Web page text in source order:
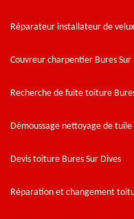
Réparateur installateur de
Couvreur charpentier Bures Sur
Recherche de fuite toiture
Démoussage nettoyage de tuile
Devis toiture Bures Sur Dives
Réparation et changement